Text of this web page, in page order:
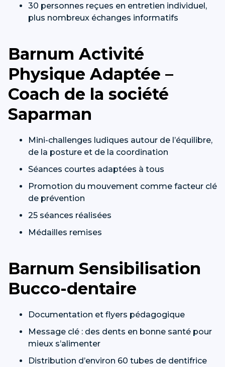
30 personnes reçues en entretien individuel,
plus nombreux échanges informatifs
Barnum Activité
Physique Adaptée –
Coach de la société
Saparman
Mini-challenges ludiques autour de l’équilibre,
de la posture et de la coordination
Séances courtes adaptées à tous
Promotion du mouvement comme facteur clé
de prévention
25 séances réalisées
Médailles remises
Barnum Sensibilisation
Bucco-dentaire
Documentation et flyers pédagogique
Message clé : des dents en bonne santé pour
mieux s’alimenter
Distribution d’environ 60 tubes de dentifrice